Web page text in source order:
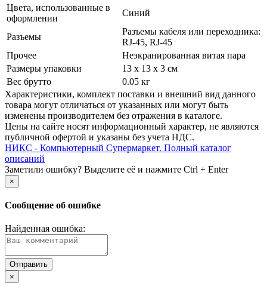
Цвета, использованные в
оформлении
Синий
Разъемы
Разъемы кабеля или переходника:
RJ-45, RJ-45
Прочее
Неэкранированная витая пара
Размеры упаковки
13 x 13 x 3 см
Вес брутто
0.05 кг
Xарактеристики, комплект поставки и внешний вид данного
товара могут отличаться от указанных или могут быть
изменены производителем без отражения в каталоге.
Цены на сайте носят информационный характер, не являются
публичной офертой и указаны без учета НДС.
НИКС - Компьютерный Cупермаркет. Полный каталог
описаний
Заметили ошибку? Выделите её и нажмите Ctrl + Enter
×
Сообщение об ошибке
Найденная ошибка:
×